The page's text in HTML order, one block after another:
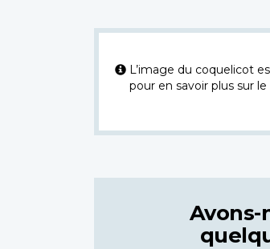
L’image du coquelicot
pour en savoir plus sur
Avons-